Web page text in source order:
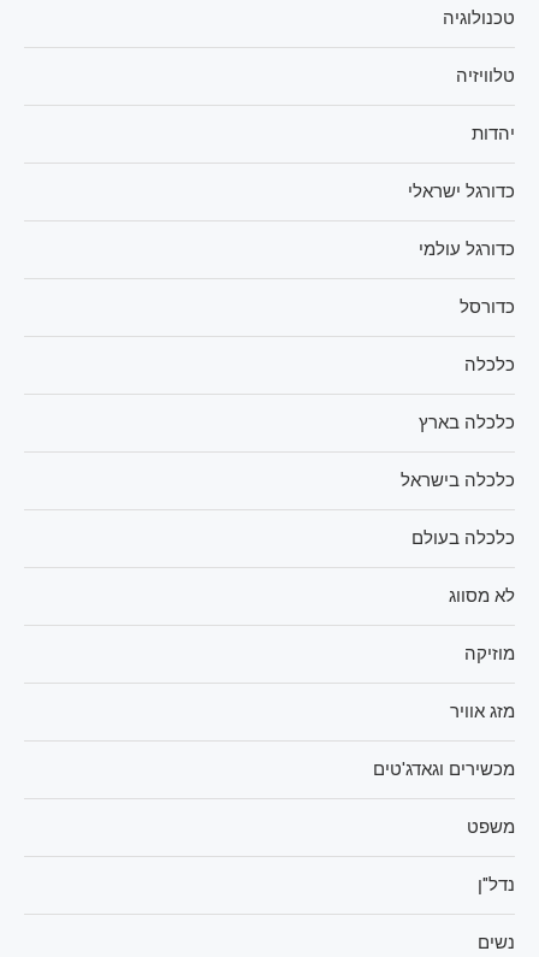
טכנולוגיה
טלוויזיה
יהדות
כדורגל ישראלי
כדורגל עולמי
כדורסל
כלכלה
כלכלה בארץ
כלכלה בישראל
כלכלה בעולם
לא מסווג
מוזיקה
מזג אוויר
מכשירים וגאדג'טים
משפט
נדל"ן
נשים